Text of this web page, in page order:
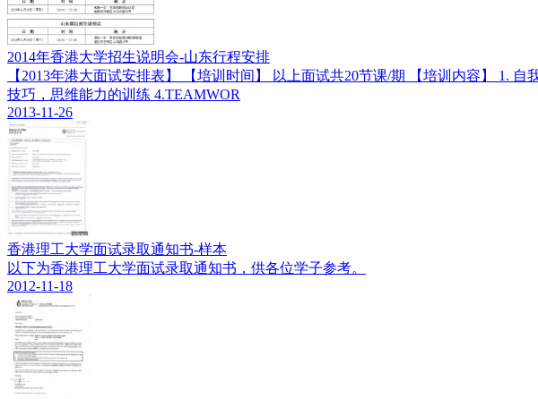
2014年香港大学招生说明会-山东行程安排
【2013年港大面试安排表】 【培训时间】 以上面试共20节课/期 【培训内容】 1.
技巧，思维能力的训练 4.TEAMWOR
2013-11-26
香港理工大学面试录取通知书-样本
以下为香港理工大学面试录取通知书，供各位学子参考。
2012-11-18